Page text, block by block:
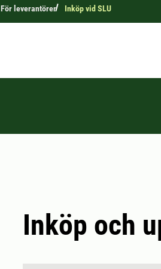
För leverantörer Inköp vid SLU
Inköp och